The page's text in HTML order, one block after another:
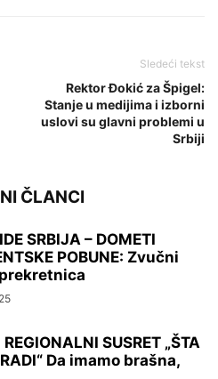
Sledeći tekst
Rektor Đokić za Špigel:
Stanje u medijima i izborni
uslovi su glavni problemi u
Srbiji
ČLANCI
SRBIJA – DOMETI
POBUNE: Zvučni
SUSRET „ŠTA
RADI“ Da imamo brašna,